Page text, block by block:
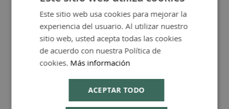
SPANISH
ENGLISH
Este sitio web usa cookies para mejorar la
experiencia del usuario. Al utilizar nuestro
sitio web, usted acepta todas las cookies
de acuerdo con nuestra Política de
cookies. Más información
ACEPTAR TODO